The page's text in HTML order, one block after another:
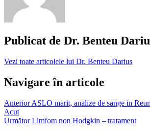
gastrita
stomac
gastrita
gastrita
gastrita
regim
tratament
stomac
Publicat de Dr. Benteu
Vezi toate articolele lui Dr. Benteu Darius
Navigare în articole
AnteriorASLO marit, analize de sange in
Acut
UrmătorLimfom non Hodgkin – tratament